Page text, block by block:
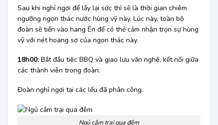
Sau khi nghỉ ngơi để lấy lại sức thì sẽ là thời gian chiêm
ngưỡng ngọn thác nước hùng vỹ này. Lúc này, toàn bộ
đoàn sẽ tiến vào hang Én để có thẻ cảm nhận trọn sự hùng
vỹ với nét hoang sơ của ngọn thác này.
18h00:Bắt đầu tiệc BBQ và giao lưu văn nghệ, kết nối giữa
các thành viên trong đoàn.
Đoàn nghỉ ngơi tại các lều đã phân công.
Ngủ cắm trại qua đêm